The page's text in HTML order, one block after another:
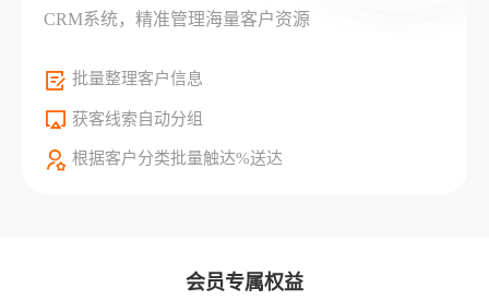
CRM系统，精准管理海量客户资源
批量整理客户信息
获客线索自动分组
根据客户分类批量触达%送达
会员专属权益